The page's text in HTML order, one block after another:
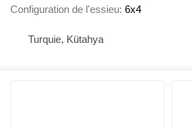
Configuration de l'essieu 6x4
Turquie, Kütahya